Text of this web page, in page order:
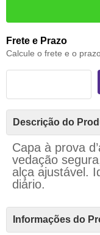
Frete e Prazo
Calcule o frete e o
Descrição do
Capa à prova
vedação
alça ajustável.
diário.
Informações do